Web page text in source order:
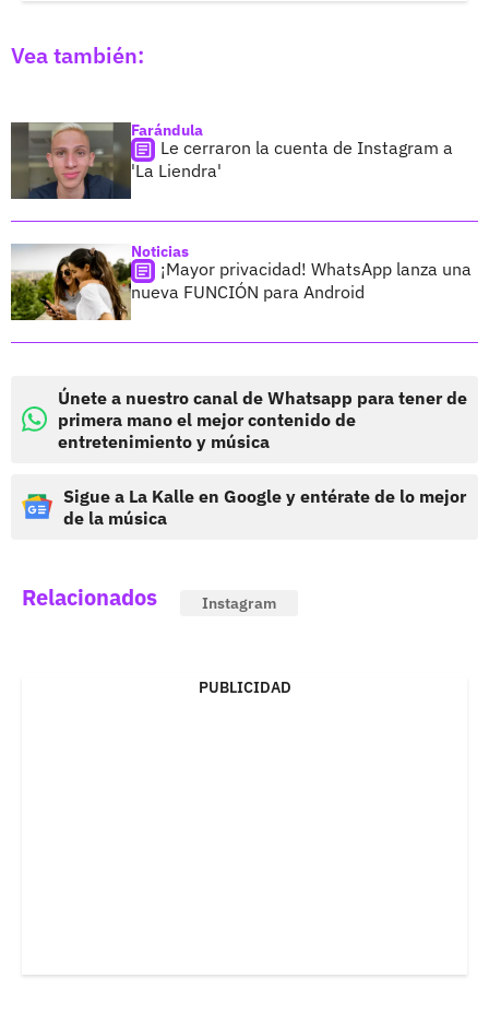
Vea también:
Farándula
Le cerraron la cuenta de Instagram a
'La Liendra'
Noticias
¡Mayor privacidad! WhatsApp lanza una
nueva FUNCIÓN para Android
Únete a nuestro canal de Whatsapp para tener de
primera mano el mejor contenido de
entretenimiento y música
Sigue a La Kalle en Google y entérate de lo mejor
de la música
Relacionados Instagram
PUBLICIDAD